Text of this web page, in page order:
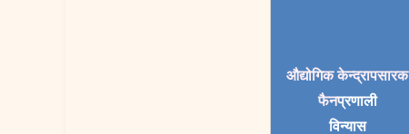
औद्योगिक केन्द्रापसारक
फैनप्रणाली
विन्यास